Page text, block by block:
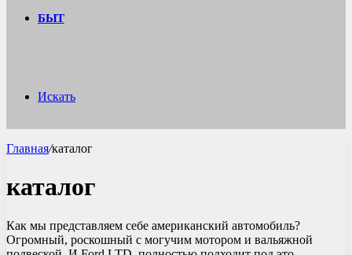
БЫТ
Искать
Главная/каталог
каталог
Как мы представляем себе американский автомобиль?
Огромный, роскошный с могучим мотором и вальяжной